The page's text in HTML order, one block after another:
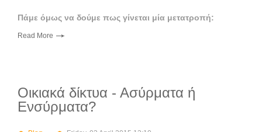
Πάμε όμως να δούμε πως γίνεται μία μετατροπή:
Read More
Οικιακά δίκτυα - Ασύρματα ή
Ενσύρματα?